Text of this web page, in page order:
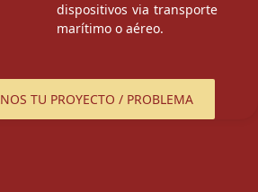
dispositivos via transporte
marítimo o aéreo.
TU PROYECTO / PROBLEMA